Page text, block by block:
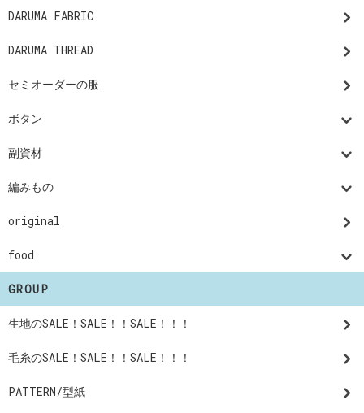
DARUMA FABRIC
DARUMA THREAD
セミオーダーの服
ボタン
副資材
編みもの
original
food
GROUP
生地のSALE！SALE！！SALE！！！
毛糸のSALE！SALE！！SALE！！！
PATTERN/型紙